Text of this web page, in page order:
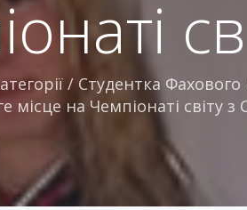
/ Студентка Фахового
місце на Чемпіонаті світу з